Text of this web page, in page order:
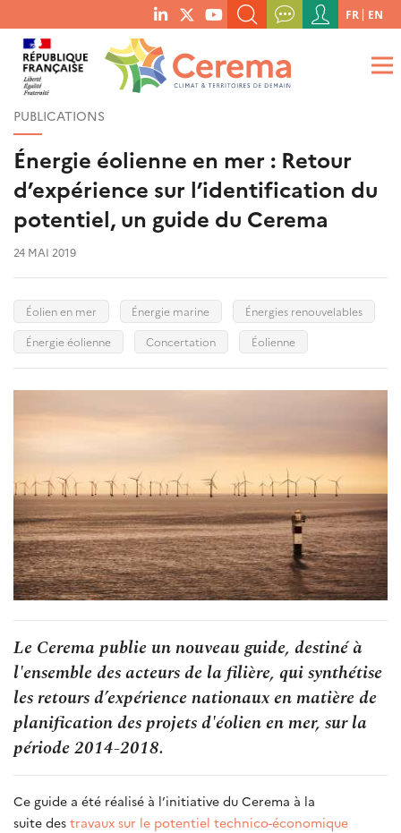
menu
social
links
RECHERCHER UN MOT-CLÉ, UNE PUBLICATION, ETC.
QUE RECHERCHEZ-VOUS ?
Menu
du
compte
de
FR EN
PUBLICATIONS
Énergie éolienne en mer : Retour
d’expérience sur l’identification du
potentiel, un guide du Cerema
24 MAI 2019
Éolien en mer Énergie marine
Énergies renouvelables
Énergie éolienne
Concertation Éolienne
Le Cerema publie un nouveau guide, destiné à
l'ensemble des acteurs de la filière, qui synthétise
les retours d’expérience nationaux en matière de
planification des projets d'éolien en mer, sur la
période 2014-2018.
Ce guide a été réalisé à l’initiative du Cerema à la
suite des travaux sur le potentiel technico-économique